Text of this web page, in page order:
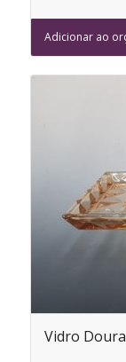
Adicionar ao
Vidro